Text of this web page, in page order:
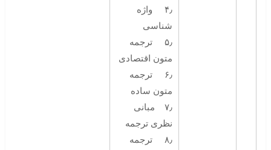
۴٫ واژه
شناسی
۵٫ ترجمه
متون اقتصادی
۶٫ ترجمه
متون ساده
۷٫ مبانی
نظری ترجمه
۸٫ ترجمه